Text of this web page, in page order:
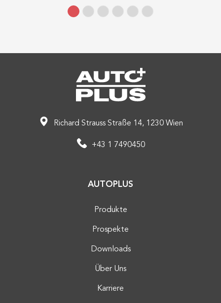
Richard Strauss Straße 14, 1230 Wien
+43 1 7490450
AUTOPLUS
Produkte
Prospekte
Downloads
Über Uns
Karriere